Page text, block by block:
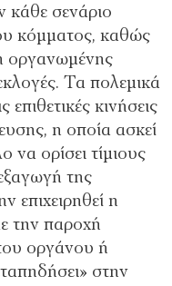
κάθε σενάριο
κόμματος, καθώς
οργανωμένης
Τα πολεμικά
κινήσεις
η οποία ασκεί
ορίσει τίμιους
της
επιχειρηθεί η
την παροχή
οργάνου ή
στην